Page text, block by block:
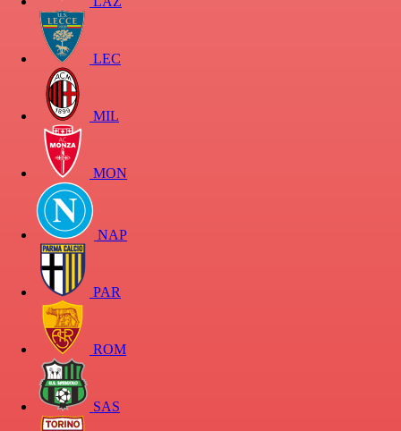
LEC
MIL
MON
NAP
PAR
ROM
SAS